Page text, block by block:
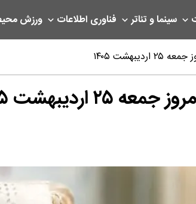
سینما و تئاتر فناوری اطلاعات ورزش
۱۴۰۵
۱۴۰۵